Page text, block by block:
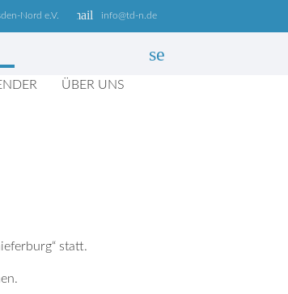
email info@td-n.de
Nord e.V.
ÜBER UNS
search
statt.